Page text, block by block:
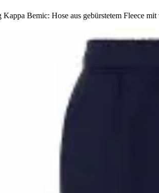
Bemic: Hose aus gebürstetem Fleece